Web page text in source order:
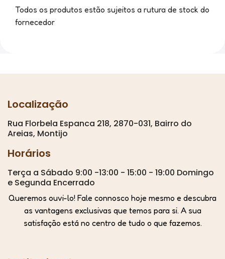
Todos os produtos estão sujeitos a rutura de stock do
fornecedor
Localização
Rua Florbela Espanca 218, 2870-031, Bairro do
Areias, Montijo
Horários
Terça a Sábado 9:00 -13:00 - 15:00 - 19:00 Domingo
e Segunda Encerrado
Queremos ouvi-lo! Fale connosco hoje mesmo e descubra
as vantagens exclusivas que temos para si. A sua
satisfação está no centro de tudo o que fazemos.